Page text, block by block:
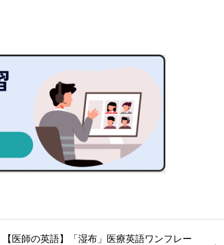
【医師の英語】「湿布」医療英語ワンフレー